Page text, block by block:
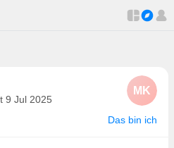
9 Jul 2025
MK
Das bin ich